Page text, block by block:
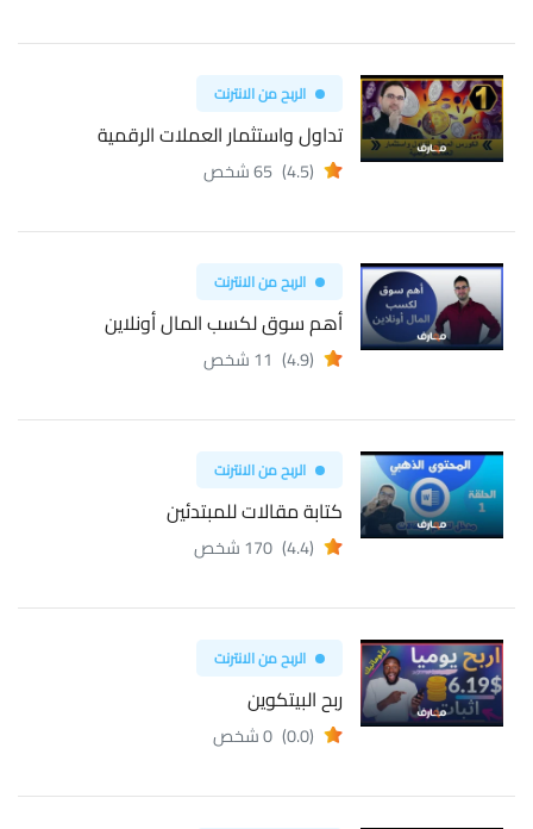
الربح من الانترنت
تداول واستثمار العملات الرقمية
(4.5) 65 شخص
الربح من الانترنت
أهم سوق لكسب المال أونلاين
(4.9) 11 شخص
الربح من الانترنت
كتابة مقالات للمبتدئين
(4.4) 170 شخص
الربح من الانترنت
ربح البيتكوين
(0.0) 0 شخص